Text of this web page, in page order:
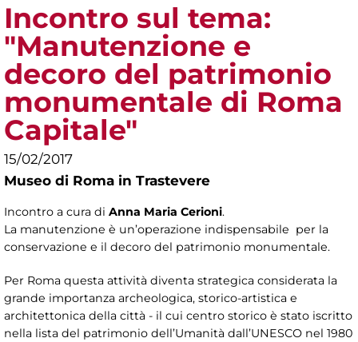
Incontro sul tema:
"Manutenzione e
decoro del patrimonio
monumentale di Roma
Capitale"
15/02/2017
Museo di Roma in Trastevere
Incontro a cura di Anna Maria Cerioni.
La manutenzione è un’operazione indispensabile per la
conservazione e il decoro del patrimonio monumentale.
Per Roma questa attività diventa strategica considerata la
grande importanza archeologica, storico-artistica e
architettonica della città - il cui centro storico è stato iscritto
nella lista del patrimonio dell’Umanità dall’UNESCO nel 1980